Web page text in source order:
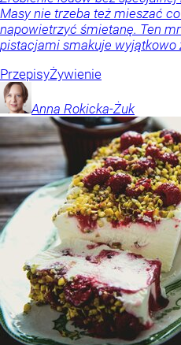
Masy nie trzeba też mieszać
napowietrzyć śmietanę. Ten
pistacjami smakuje wyjątkowo
PrzepisyŻywienie
Anna Rokicka-Żuk